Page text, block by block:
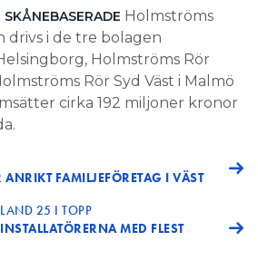
Holmströms
drivs i de tre bolagen
Holmströms Rör
Rör Syd Väst i Malmö
cirka 192 miljoner kronor
FAMILJEFÖRETAG I VÄST
25 I TOPP
MED FLEST